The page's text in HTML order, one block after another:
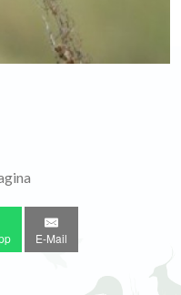
E-Mail